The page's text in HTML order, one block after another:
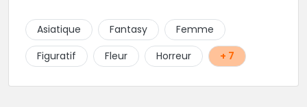
tout type de projet, son style est éclectique et vous
serez bien réussi par le tatoueur en personne.
Asiatique Fantasy
Femme
Figuratif
Fleur Horreur + 7